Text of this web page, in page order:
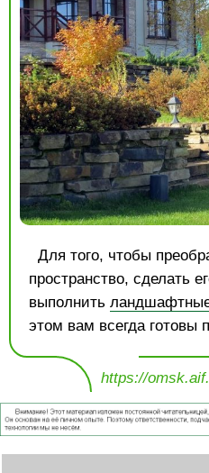
Для того, чтобы
пространство, сделать
выполнить
этом вам всегда готовы
https://